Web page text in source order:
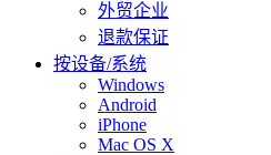
外贸企业
退款保证
按设备/系统
Windows
Android
iPhone
Mac OS X